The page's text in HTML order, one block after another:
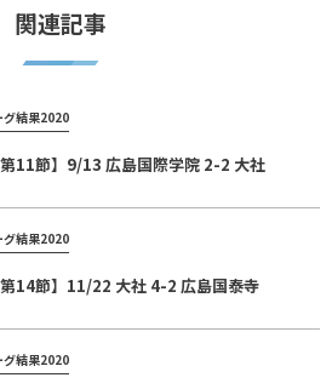
関連記事
グ結果2020
第11節】9/13 広島国際学院 2-2 大社
グ結果2020
第14節】11/22 大社 4-2 広島国泰寺
グ結果2020